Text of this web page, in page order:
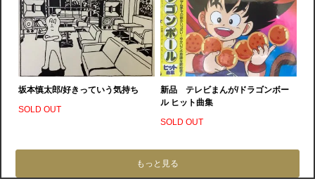
坂本慎太郎/好きっていう気持ち
SOLD OUT
新品 テレビまんが/ドラゴンボー
ル ヒット曲集
SOLD OUT
もっと見る